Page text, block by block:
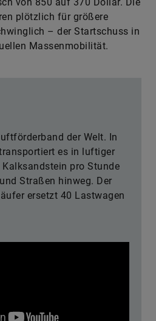
plötzlich für größere
– der Startschuss in
Massenmobilität.
der Welt. In
es in luftiger
pro Stunde
Straßen hinweg. Der
ersetzt 40 Lastwagen